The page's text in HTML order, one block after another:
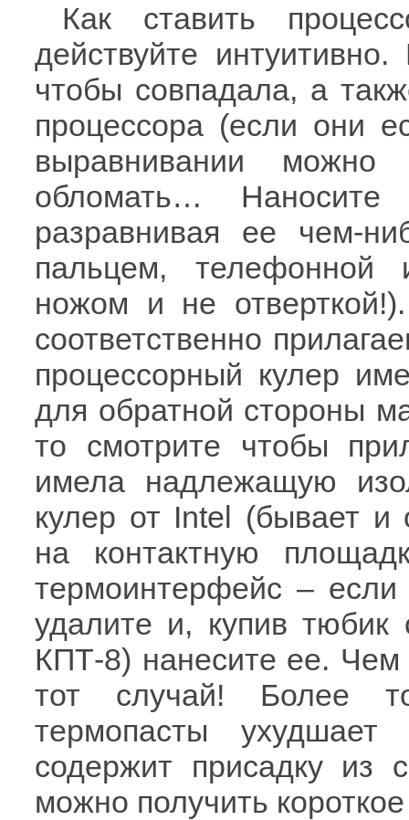
Как ставить
действуйте
чтобы совпадала, а
процессора (если они
выравнивании
обломать… Наносите
разравнивая ее чем-
пальцем, телефонной
ножом и не
соответственно
процессорный кулер
для обратной стороны
то смотрите чтобы
имела надлежащую
кулер от Intel (бывает и
на контактную
термоинтерфейс – если
удалите и, купив
КПТ-8) нанесите ее.
тот случай! Более
термопасты
содержит присадку из
можно получить